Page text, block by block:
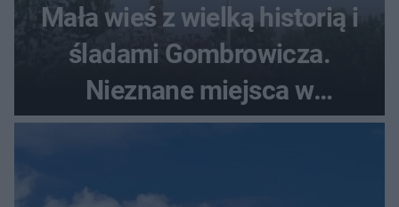
Mała wieś z wielką historią i
śladami Gombrowicza.
Nieznane miejsca w
Świętokrzyskiem